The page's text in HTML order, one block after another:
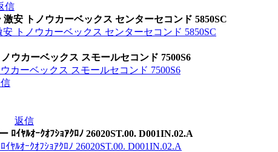
信
安 トノウカーベックス センターセコンド 5850SC
トノウカーベックス センターセコンド 5850SC
ウカーベックス スモールセコンド 7500S6
カーベックス スモールセコンド 7500S6
返信
ｲﾔﾙｵｰｸｵﾌｼｮｱｸﾛﾉ 26020ST.00. D001IN.02.A
ﾙｵｰｸｵﾌｼｮｱｸﾛﾉ 26020ST.00. D001IN.02.A